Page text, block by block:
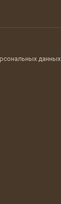
данных